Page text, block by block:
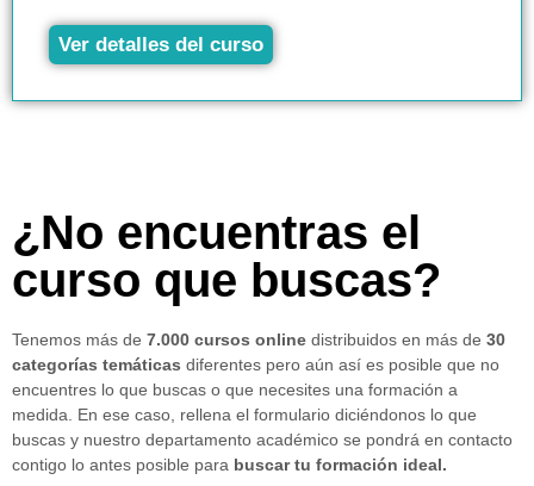
Ver detalles del curso
¿No encuentras el
curso que buscas?
Tenemos más de 7.000 cursos online distribuidos en más de 30
categorías temáticas diferentes pero aún así es posible que no
encuentres lo que buscas o que necesites una formación a
medida. En ese caso, rellena el formulario diciéndonos lo que
buscas y nuestro departamento académico se pondrá en contacto
contigo lo antes posible para buscar tu formación ideal.